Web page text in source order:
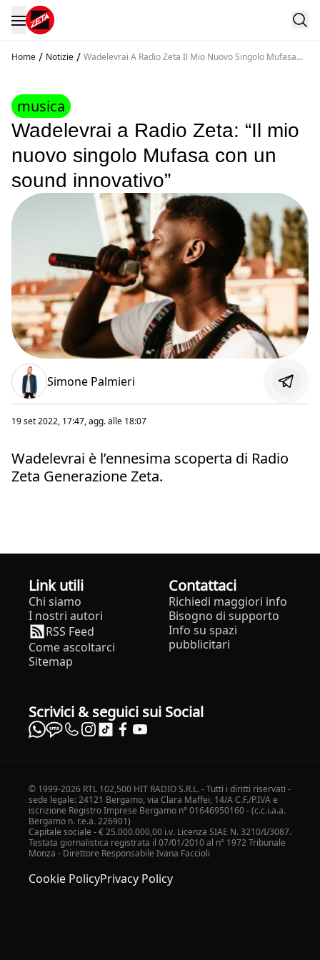
Home / Notizie / Wadelevrai A Radio Zeta Il Mio Nuovo Singolo Mufasa
musica
Wadelevrai a Radio Zeta: “Il mio
nuovo singolo Mufasa con un
sound innovativo”
Simone Palmieri
19 set 2022, 17:47, agg. alle 18:07
Wadelevrai è l’ennesima scoperta di Radio
Zeta Generazione Zeta.
Link utili
Chi siamo
I nostri autori
RSS Feed
Come ascoltarci
Sitemap
Contattaci
Richiedi maggiori info
Bisogno di supporto
Info su spazi
pubblicitari
Scrivici & seguici sui Social
© 1999-2026 RTL 102,500 HIT RADIO S.R.L. - Tutti i diritti riservati -
sede legale: 24121 Bergamo, via Clara Maffei, 14/A C.F./P.IVA e
iscrizione Registro Imprese Bergamo n° 01646950160 - (c.c.i.a.a.
Bergamo n. r.e.a. 226901)
Capitale sociale - € 25.000.000,00 i.v. Licenza SIAE N. 3210/I/3087.
Testata giornalistica registrata il 07/01/2010 al n° 1972 Tribunale
Monza - Direttore Responsabile Ivana Faccioli
Cookie PolicyPrivacy Policy